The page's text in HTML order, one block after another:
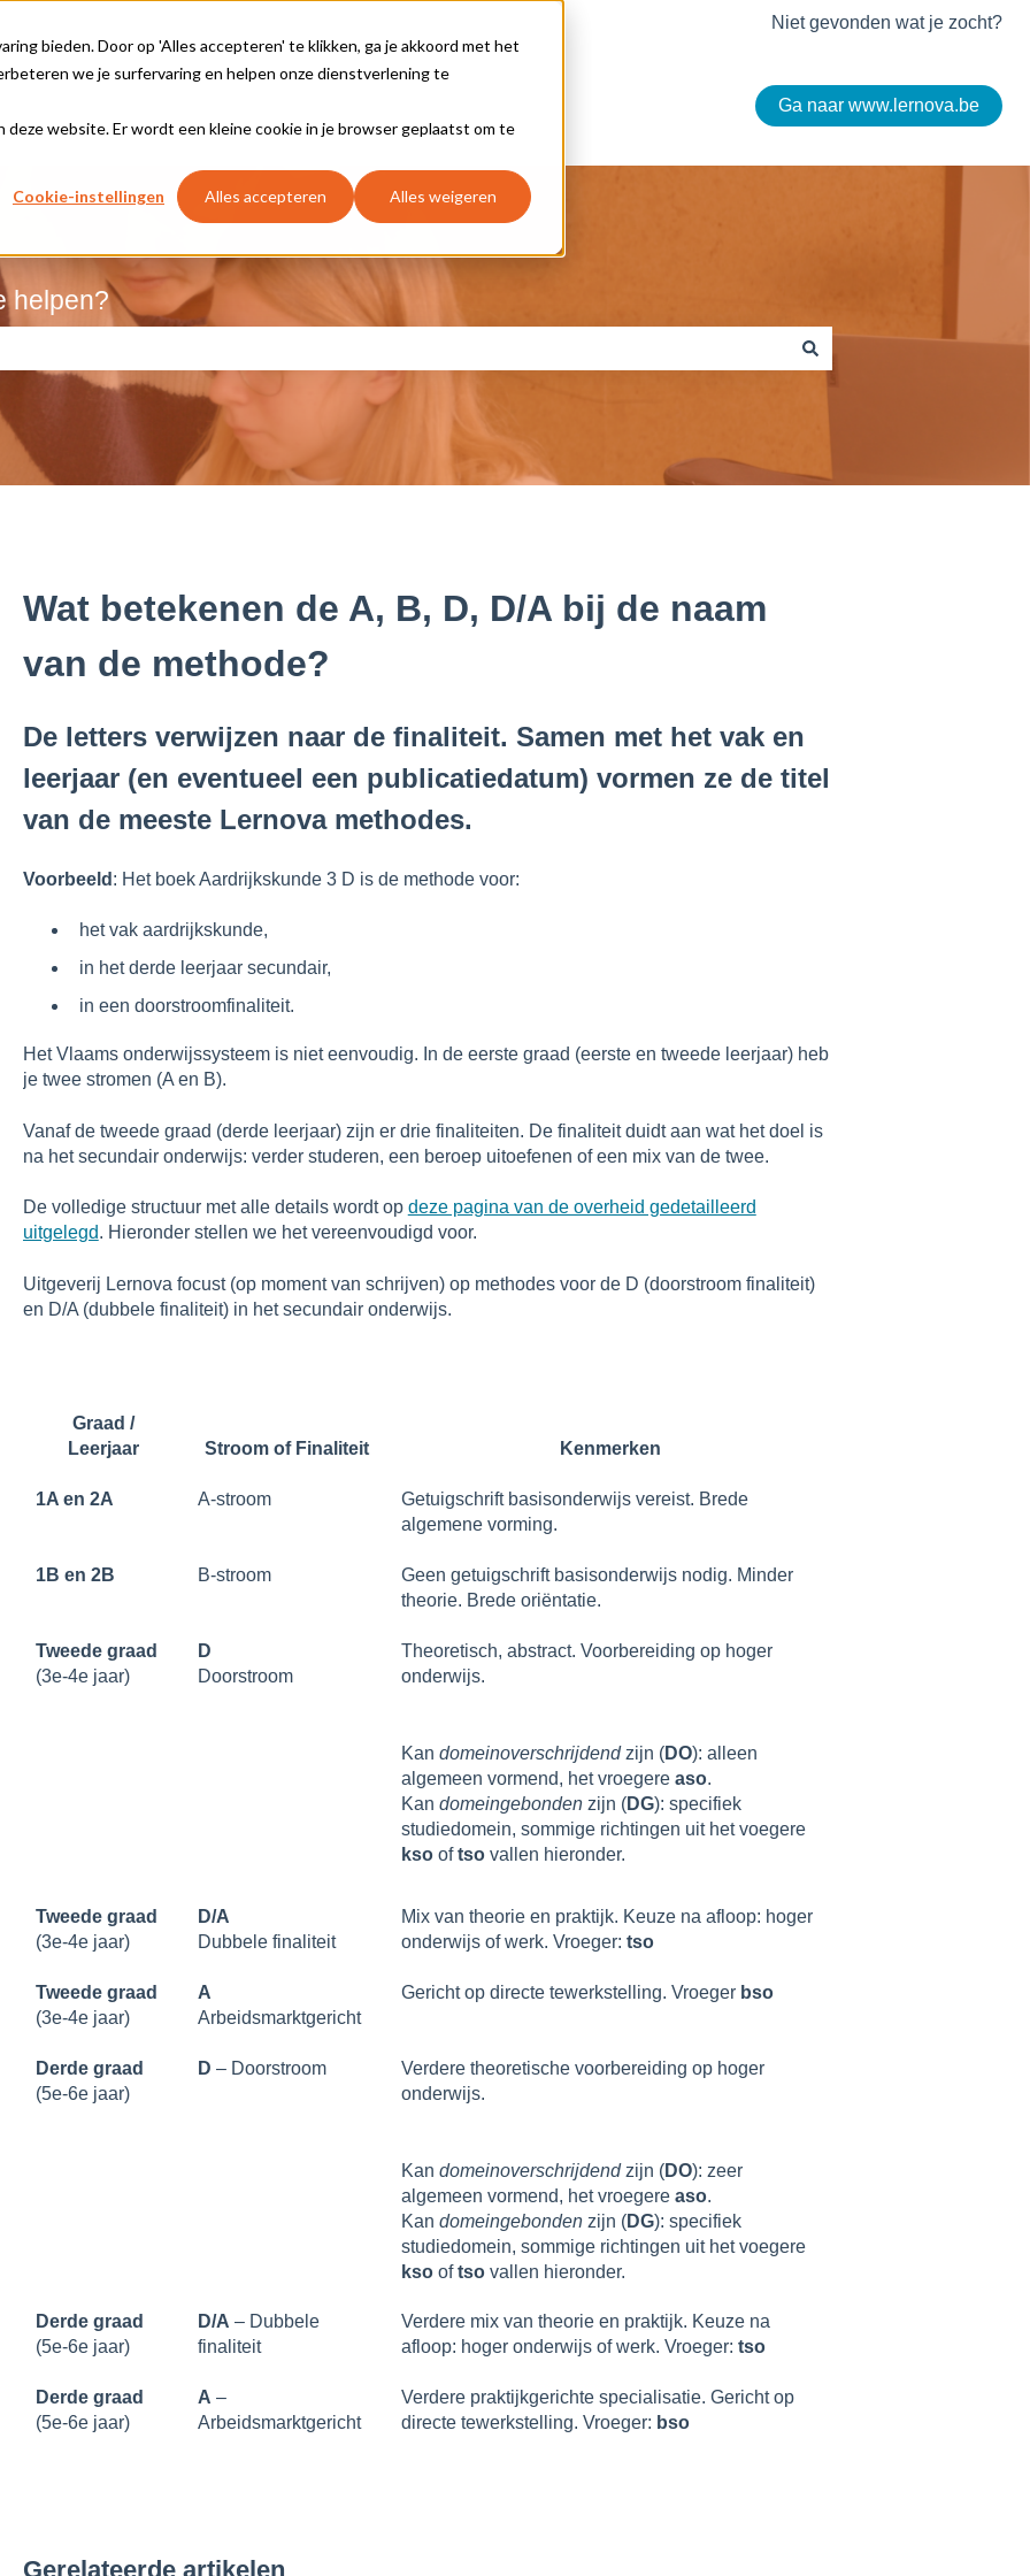
bieden. Door op 'Alles accepteren' te klikken, ga je akkoord met het
we je surfervaring en helpen onze dienstverlening te
website. Er wordt een kleine cookie in je browser geplaatst om te
Cookie-instellingen Alles accepteren Alles weigeren
Niet gevonden wat je zocht?
Ga naar www.lernova.be
helpen?
is leeg.
Wat betekenen de A, B, D, D/A bij de naam
van de methode?
De letters verwijzen naar de finaliteit. Samen met het vak en
leerjaar (en eventueel een publicatiedatum) vormen ze de titel
van de meeste Lernova methodes.
Voorbeeld : Het boek Aardrijkskunde 3 D is de methode voor:
het vak aardrijkskunde,
in het derde leerjaar secundair,
in een doorstroomfinaliteit.
Het Vlaams onderwijssysteem is niet eenvoudig. In de eerste graad (eerste en tweede leerjaar) heb
je twee stromen (A en B).
Vanaf de tweede graad (derde leerjaar) zijn er drie finaliteiten. De finaliteit duidt aan wat het doel is
na het secundair onderwijs: verder studeren, een beroep uitoefenen of een mix van de twee.
De volledige structuur met alle details wordt op deze pagina van de overheid gedetailleerd
uitgelegd. Hieronder stellen we het vereenvoudigd voor.
Uitgeverij Lernova focust (op moment van schrijven) op methodes voor de D (doorstroom finaliteit)
en D/A (dubbele finaliteit) in het secundair onderwijs.
Graad /
Leerjaar
Stroom of Finaliteit Kenmerken
1A en 2A A-stroom
Getuigschrift basisonderwijs vereist. Brede
algemene vorming.
1B en 2B B-stroom
Geen getuigschrift basisonderwijs nodig. Minder
theorie. Brede oriëntatie.
Tweede graad
(3e-4e jaar)
D
Doorstroom
Theoretisch, abstract. Voorbereiding op hoger
onderwijs.
Kan domeinoverschrijdendzijn (DO): alleen
algemeen vormend, het vroegere aso.
Kan domeingebondenzijn (DG): specifiek
studiedomein, sommige richtingen uit het voegere
ksooftsovallen hieronder.
Tweede graad
(3e-4e jaar)
D/A
Dubbele finaliteit
Mix van theorie en praktijk. Keuze na afloop: hoger
onderwijs of werk. Vroeger: tso
Tweede graad
(3e-4e jaar)
A
Arbeidsmarktgericht
Gericht op directe tewerkstelling. Vroeger bso
Derde graad
(5e-6e jaar)
D – Doorstroom
Verdere theoretische voorbereiding op hoger
onderwijs.
Kan domeinoverschrijdendzijn (DO): zeer
algemeen vormend, het vroegere aso.
Kan domeingebondenzijn (DG): specifiek
studiedomein, sommige richtingen uit het voegere
ksooftsovallen hieronder.
Derde graad
(5e-6e jaar)
D/A – Dubbele
finaliteit
Verdere mix van theorie en praktijk. Keuze na
afloop: hoger onderwijs of werk. Vroeger: tso
Derde graad
(5e-6e jaar)
A –
Arbeidsmarktgericht
Verdere praktijkgerichte specialisatie. Gericht op
directe tewerkstelling. Vroeger: bso
Gerelateerde artikelen